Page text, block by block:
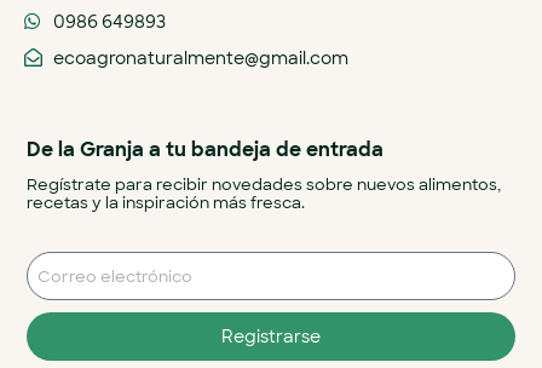
0986 649893
ecoagronaturalmente@gmail.com
De la Granja a tu bandeja de entrada
Regístrate para recibir novedades sobre nuevos alimentos,
recetas y la inspiración más fresca.
Registrarse